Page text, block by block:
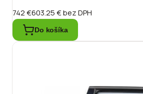
742 €603.25 €bez DPH
Do košíka